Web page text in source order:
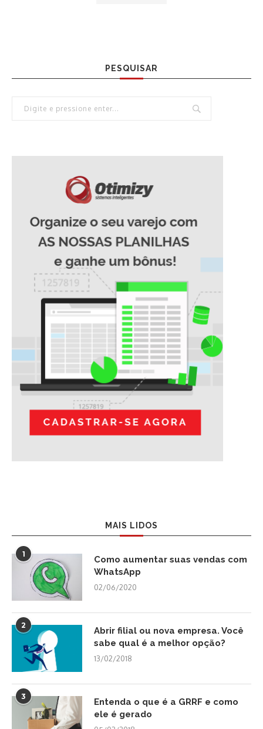
PESQUISAR
MAIS LIDOS
1
Como aumentar suas vendas com
WhatsApp
02/06/2020
2
Abrir filial ou nova empresa. Você
sabe qual é a melhor opção?
13/02/2018
3
Entenda o que é a GRRF e como
ele é gerado